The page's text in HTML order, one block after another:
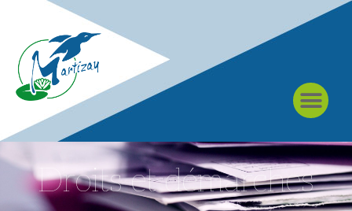
Droits et démarches